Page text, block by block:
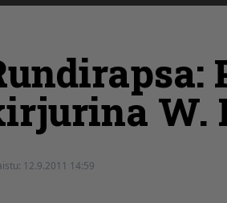
W.
12.9.2011 14:59